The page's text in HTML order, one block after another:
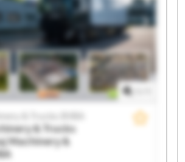
& Trucks BVBA Cekaj
BVBA Cekaj Machinery & Trucks
& Trucks BVBA Cekaj
BVBA Cekaj Machinery & Trucks
& Trucks BVBA
& Trucks
Machinery &